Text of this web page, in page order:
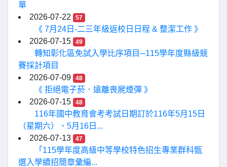
單
2026-07-22
57
《 7月24日-二三年級返校日日程 & 整潔工作 》
2026-07-15
49
轉知彰化區免試入學比序項目─115學年度縣級競
賽採計項目
2026-07-09
48
《 拒絕電子菸．遠離喪屍煙彈 》
2026-07-15
48
116年國中教育會考考試日期訂於116年5月15日
（星期六）、5月16日...
2026-07-13
47
「115學年度高級中等學校特色招生專業群科甄
選入學續招簡章彙編...